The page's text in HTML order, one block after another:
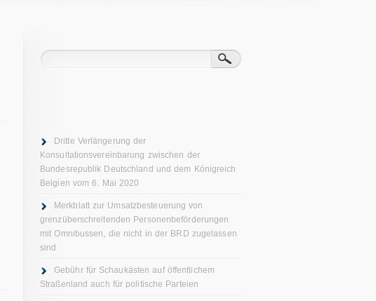
Dritte Verlängerung der
Konsultationsvereinbarung zwischen der
Bundesrepublik Deutschland und dem Königreich
Belgien vom 6. Mai 2020
Merkblatt zur Umsatzbesteuerung von
grenzüberschreitenden Personenbeförderungen
mit Omnibussen, die nicht in der BRD zugelassen
sind
Gebühr für Schaukästen auf öffentlichem
Straßenland auch für politische Parteien